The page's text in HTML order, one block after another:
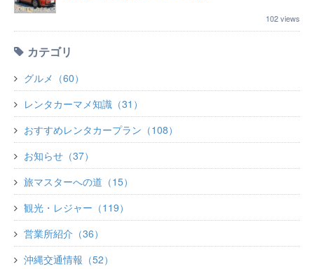
102 views
カテゴリ
グルメ（60）
レンタカーマメ知識（31）
おすすめレンタカープラン（108）
お知らせ（37）
旅マスターへの道（15）
観光・レジャー（119）
営業所紹介（36）
沖縄交通情報（52）